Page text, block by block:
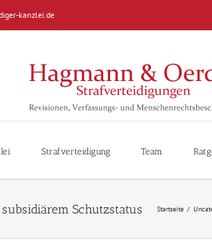
kanzlei.de
Strafverteidigung Team
Startseite /